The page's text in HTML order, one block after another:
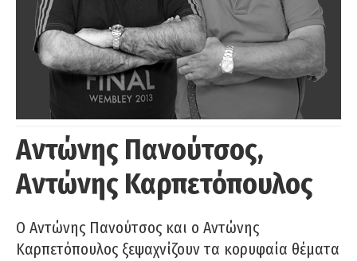
Αντώνης Πανούτσος,
Αντώνης Καρπετόπουλος
Ο Αντώνης Πανούτσος και ο Αντώνης
Καρπετόπουλος ξεψαχνίζουν τα κορυφαία θέματα